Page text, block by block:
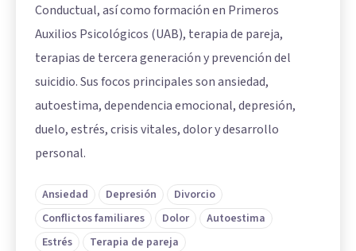
Conductual, así como formación en Primeros
Auxilios Psicológicos (UAB), terapia de pareja,
terapias de tercera generación y prevención del
suicidio. Sus focos principales son ansiedad,
autoestima, dependencia emocional, depresión,
duelo, estrés, crisis vitales, dolor y desarrollo
personal.
Ansiedad Depresión
Divorcio
Conflictos familiares
Dolor
Autoestima
Estrés
Terapia de pareja